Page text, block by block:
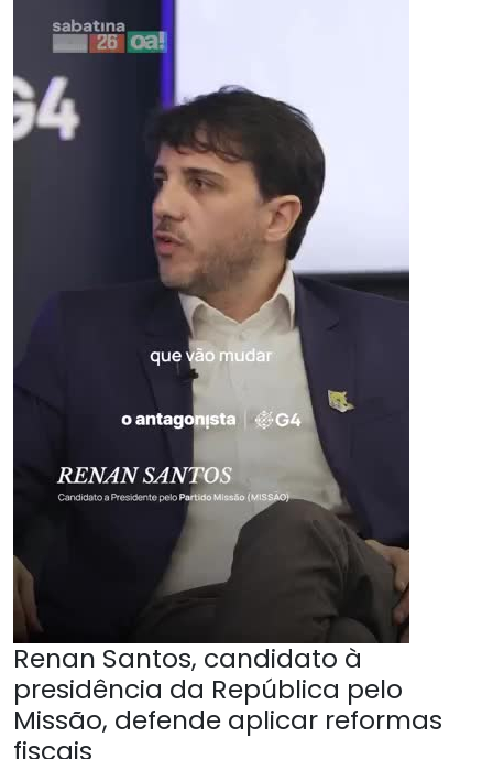
Renan Santos, candidato à
presidência da República pelo
Missão, defende aplicar reformas
fiscais